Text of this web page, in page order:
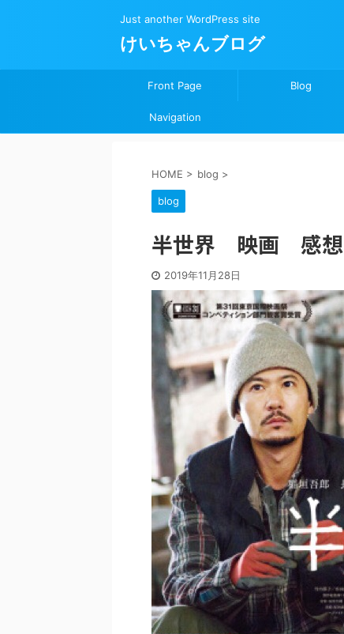
Just another WordPress site
けいちゃんブログ
Front Page Blog
Navigation
HOME > blog >
blog
半世界 映画 感想
2019年11月28日